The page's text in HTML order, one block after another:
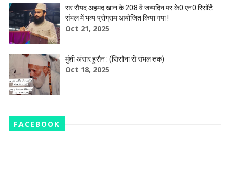
सर सैयद अहमद खान के 208 वें जन्मदिन पर के0 एन0 रिसॉर्ट
संभल में भव्य प्रोग्राम आयोजित किया गया !
Oct 21, 2025
मुंशी अंसार हुसैन : (सिसौना से संभल तक)
Oct 18, 2025
FACEBOOK